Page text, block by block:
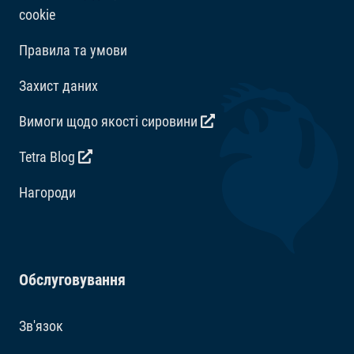
cookie
Правила та умови
Захист даних
Вимоги щодо якості сировини
Tetra Blog
Hагороди
Обслуговування
Зв'язок